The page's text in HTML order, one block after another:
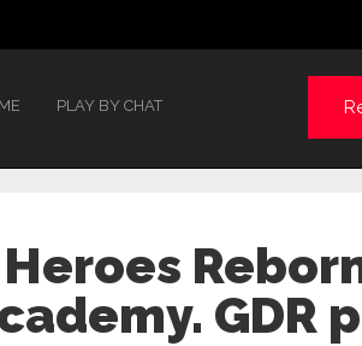
PLAY BY CHAT
GDR